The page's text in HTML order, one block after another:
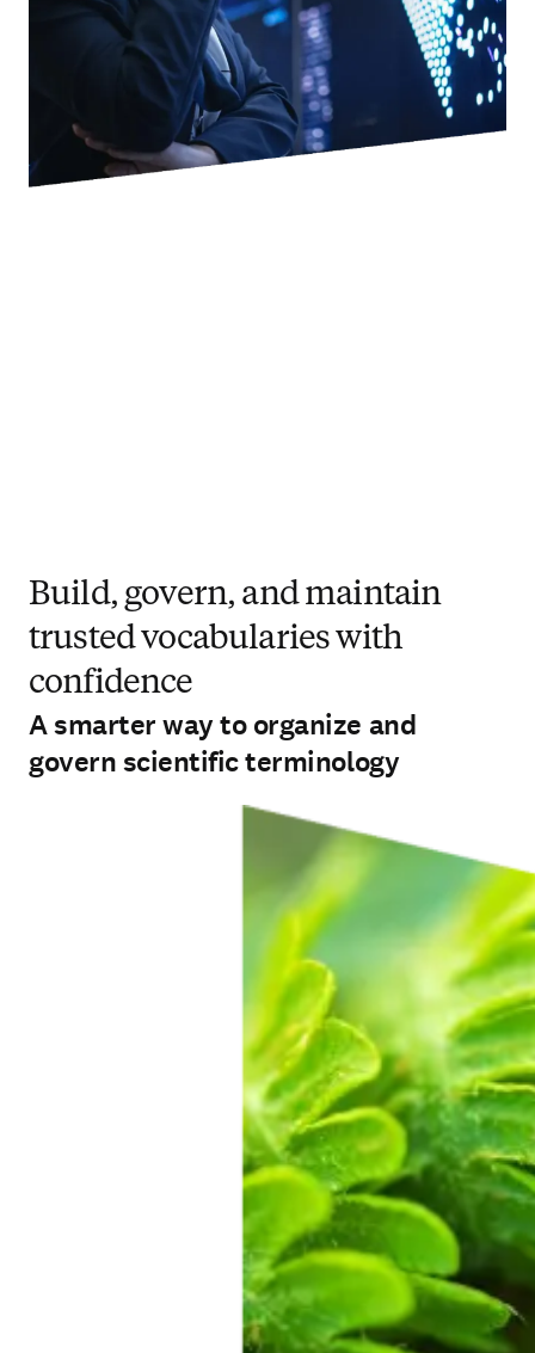
Build, govern, and maintain
trusted vocabularies with
confidence
A smarter way to organize and
govern scientific terminology